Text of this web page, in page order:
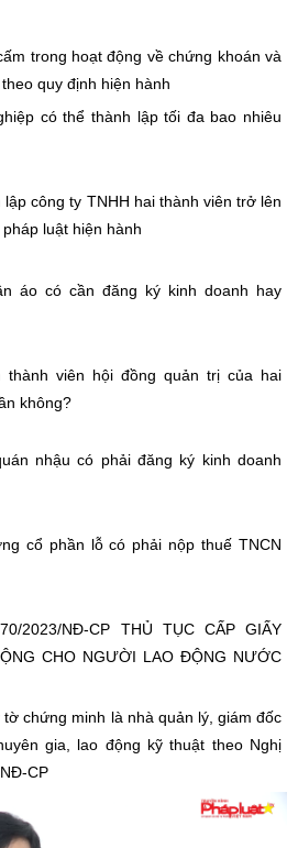
trong hoạt động về chứng khoán và
quy định hiện hành
có thể thành lập tối đa bao nhiêu
lập công ty TNHH hai thành viên trở lên
luật hiện hành
áo có cần đăng ký kinh doanh hay
thành viên hội đồng quản trị của hai
không?
nhậu có phải đăng ký kinh doanh
cổ phần lỗ có phải nộp thuế TNCN
2023/NĐ-CP THỦ TỤC CẤP GIẤY
CHO NGƯỜI LAO ĐỘNG NƯỚC
tờ chứng minh là nhà quản lý, giám đốc
gia, lao động kỹ thuật theo Nghị
CP